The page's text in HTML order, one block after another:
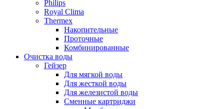
Philips
Royal Clima
Thermex
Накопительные
Проточные
Комбинированные
Очистка воды
Гейзер
Для мягкой воды
Для жесткой воды
Для железистой воды
Сменные картриджи